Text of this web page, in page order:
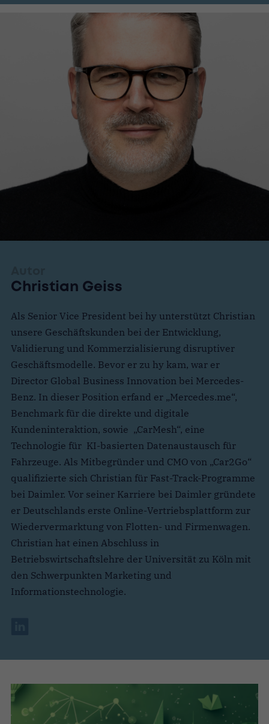
Christian Geiss
Als Senior Vice President bei hy unterstützt Christian
unsere Geschäftskunden bei der Entwicklung,
Validierung und Kommerzialisierung disruptiver
Geschäftsmodelle. Bevor er zu hy kam, war er
Director Global Business Innovation bei Mercedes-
Benz. In dieser Position erfand er „Mercedes.me“,
Benchmark für die direkte und digitale
Kundeninteraktion, sowie „CarMesh“, eine
Technologie für KI-basierten Datenaustausch für
Fahrzeuge. Als Mitbegründer und CMO von „Car2Go“
qualifizierte sich Christian für Fast-Track-Programme
bei Daimler. Vor seiner Karriere bei Daimler gründete
er Deutschlands erste Online-Vertriebsplattform zur
Wiedervermarktung von Flotten- und Firmenwagen.
Christian hat einen Abschluss in
Betriebswirtschaftslehre der Universität zu Köln mit
den Schwerpunkten Marketing und
Informationstechnologie.